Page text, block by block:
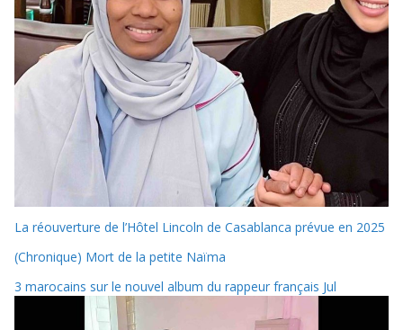
La réouverture de l’Hôtel Lincoln de Casablanca prévue en 2025
(Chronique) Mort de la petite Naïma
3 marocains sur le nouvel album du rappeur français Jul